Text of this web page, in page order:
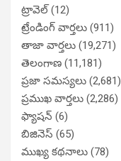
ట్రావెల్(12)
ట్రేండింగ్ వార్తలు (911)
తాజా వార్తలు (19,271)
తెలంగాణ (11,181)
ప్రజా సమస్యలు (2,681)
ప్రముఖ వార్తలు (2,286)
ఫ్యాషన్ (6)
బిజినెస్ (65)
ముఖ్య కథనాలు (78)